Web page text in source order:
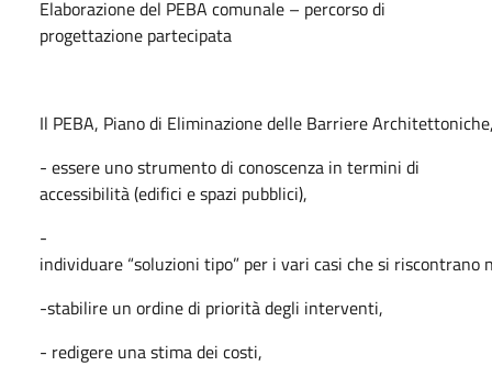
Elaborazione del PEBA comunale – percorso di
progettazione partecipata
Il PEBA, Piano di Eliminazione delle Barriere
- essere uno strumento di conoscenza in termini di
accessibilità (edifici e spazi pubblici),
-
individuare “soluzioni tipo” per i vari casi che si
-stabilire un ordine di priorità degli interventi,
- redigere una stima dei costi,